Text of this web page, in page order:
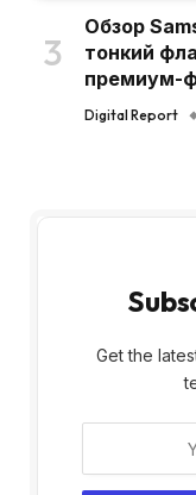
Обзор
тонкий
премиум-
Digital Report
Get the